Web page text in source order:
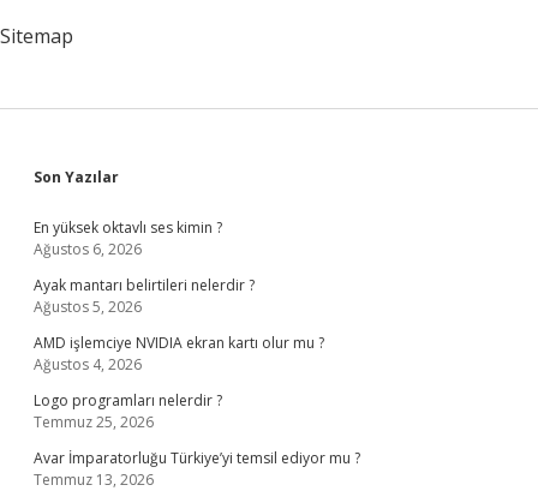
Sitemap
Sidebar
Son Yazılar
En yüksek oktavlı ses kimin ?
Ağustos 6, 2026
Ayak mantarı belirtileri nelerdir ?
Ağustos 5, 2026
AMD işlemciye NVIDIA ekran kartı olur mu ?
Ağustos 4, 2026
Logo programları nelerdir ?
Temmuz 25, 2026
Avar İmparatorluğu Türkiye’yi temsil ediyor mu ?
Temmuz 13, 2026